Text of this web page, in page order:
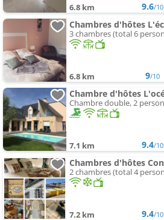
6.8 km 9.6/10
Chambres d'hôtes
3 chambres (total 6
6.8 km 9/10
Chambre d'hôtes
Chambre double, 2
7.1 km 9.4/10
Chambres d'hôtes
2 chambres (total 4
7.2 km 9.4/10